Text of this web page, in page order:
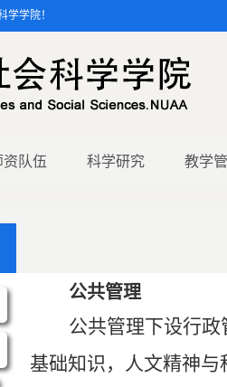
学学院！
资队伍 科学研究 教学
公共管理
公共管理下设行
基础知识，人文精神